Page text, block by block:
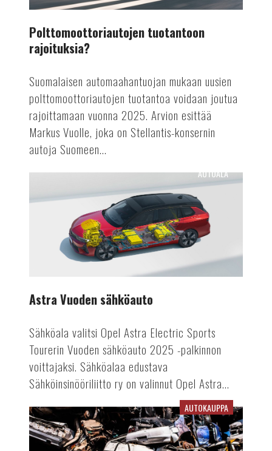
Polttomoottoriautojen tuotantoon
rajoituksia?
Suomalaisen automaahantuojan mukaan uusien
polttomoottoriautojen tuotantoa voidaan joutua
rajoittamaan vuonna 2025. Arvion esittää
Markus Vuolle, joka on Stellantis-konsernin
autoja Suomeen...
Vuoden
AUTOALA
Astra Vuoden sähköauto
Sähköala valitsi Opel Astra Electric Sports
Tourerin Vuoden sähköauto 2025 -palkinnon
voittajaksi. Sähköalaa edustava
Sähköinsinööriliitto ry on valinnut Opel Astra...
Kierrätyspalkkiolla
vauhtia
autokauppaan
AUTOKAUPPA